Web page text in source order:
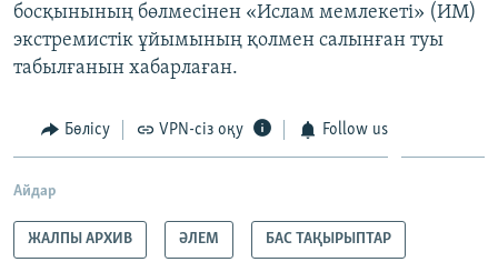
босқынының бөлмесінен «Ислам мемлекеті» (ИМ)
экстремистік ұйымының қолмен салынған туы
табылғанын хабарлаған.
Бөлісу VPN-сіз оқу Follow us
Айдар
ЖАЛПЫ АРХИВ ӘЛЕМ БАС ТАҚЫРЫПТАР